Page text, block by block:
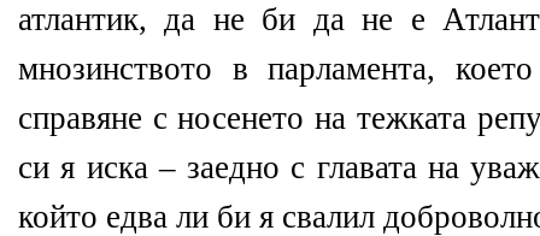
атлантик, да не би да не е
мнозинството в парламента,
справяне с носенето на тежката
си я иска – заедно с главата на
който едва ли би я свалил